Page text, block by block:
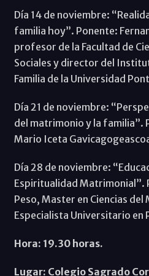
Día 14 de noviembre:
familia hoy”. Ponente:
profesor de la Facultad de
Sociales y director del
Familia de la Universidad
Día 21 de noviembre:
del matrimonio y la familia”.
Mario Iceta
Día 28 de noviembre:
Espiritualidad Matrimonial”.
Peso, Master en Ciencias del
Especialista Universitario en
Hora: 19.30 horas.
Lugar: Colegio Sagrado